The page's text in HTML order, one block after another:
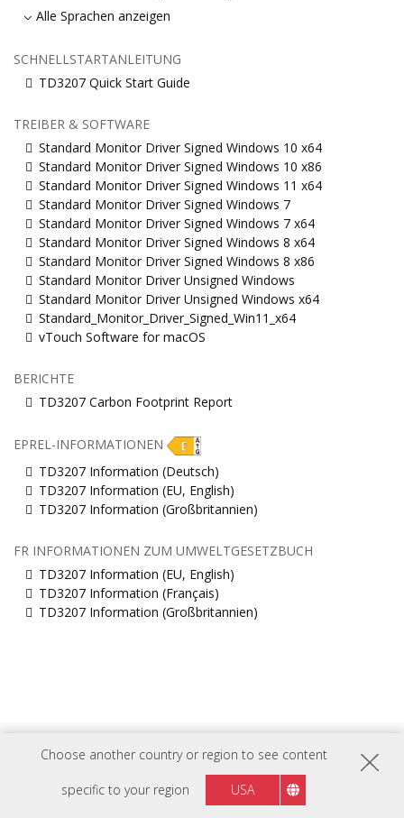
Choose another country or region to see content
specific to your region USA
Alle Sprachen anzeigen
SCHNELLSTARTANLEITUNG
TD3207 Quick Start Guide
TREIBER & SOFTWARE
Standard Monitor Driver Signed Windows 10 x64
Standard Monitor Driver Signed Windows 10 x86
Standard Monitor Driver Signed Windows 11 x64
Standard Monitor Driver Signed Windows 7
Standard Monitor Driver Signed Windows 7 x64
Standard Monitor Driver Signed Windows 8 x64
Standard Monitor Driver Signed Windows 8 x86
Standard Monitor Driver Unsigned Windows
Standard Monitor Driver Unsigned Windows x64
Standard_Monitor_Driver_Signed_Win11_x64
vTouch Software for macOS
BERICHTE
TD3207 Carbon Footprint Report
EPREL-INFORMATIONEN
TD3207 Information (Deutsch)
TD3207 Information (EU, English)
TD3207 Information (Großbritannien)
FR INFORMATIONEN ZUM UMWELTGESETZBUCH
TD3207 Information (EU, English)
TD3207 Information (Français)
TD3207 Information (Großbritannien)
FOLGEN SIE UNS AUF